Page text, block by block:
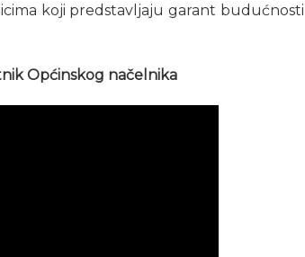
koji predstavljaju garant budućnosti
Općinskog načelnika